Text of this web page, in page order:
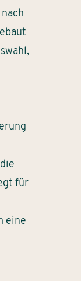
für
eine